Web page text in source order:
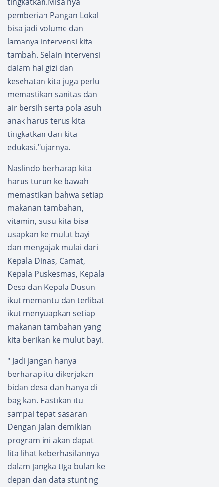
tingkatkan.Misalnya
pemberian Pangan Lokal
bisa jadi volume dan
lamanya intervensi kita
tambah. Selain intervensi
dalam hal gizi dan
kesehatan kita juga perlu
memastikan sanitas dan
air bersih serta pola asuh
anak harus terus kita
tingkatkan dan kita
edukasi."ujarnya.
Naslindo berharap kita
harus turun ke bawah
memastikan bahwa setiap
makanan tambahan,
vitamin, susu kita bisa
usapkan ke mulut bayi
dan mengajak mulai dari
Kepala Dinas, Camat,
Kepala Puskesmas, Kepala
Desa dan Kepala Dusun
ikut memantu dan terlibat
ikut menyuapkan setiap
makanan tambahan yang
kita berikan ke mulut bayi.
" Jadi jangan hanya
berharap itu dikerjakan
bidan desa dan hanya di
bagikan. Pastikan itu
sampai tepat sasaran.
Dengan jalan demikian
program ini akan dapat
lita lihat keberhasilannya
dalam jangka tiga bulan ke
depan dan data stunting